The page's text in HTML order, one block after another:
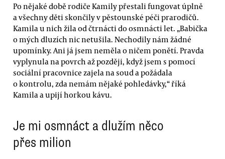
Po nějaké době rodiče Kamily přestali fungovat úplně
a všechny děti skončily v pěstounské péči prarodičů.
Kamila u nich žila od čtrnácti do osmnácti let. „Babička
o mých dluzích nic netušila. Nechodily nám žádné
upomínky. Ani já jsem neměla o ničem ponětí. Pravda
vyplynula na povrch až později, když jsem s pomocí
sociální pracovnice zajela na soud a požádala
o kontrolu, zda nemám nějaké pohledávky,“ říká
Kamila a upijí horkou kávu.
Je mi osmnáct a dlužím něco
přes milion